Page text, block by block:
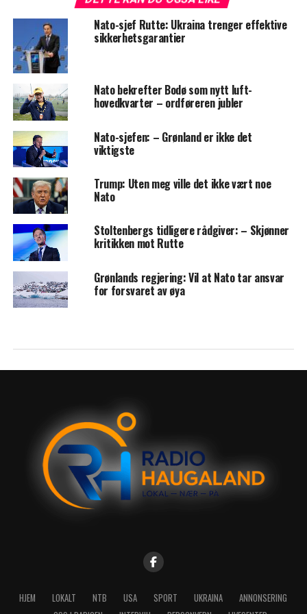
Nato-sjef Rutte: Ukraina trenger effektive
sikkerhetsgarantier
Nato bekrefter Bodø som nytt luft-
hovedkvarter – ordføreren jubler
Nato-sjefen: – Grønland er ikke det
viktigste
Trump: Uten meg ville det ikke vært noe
Nato
Stoltenbergs tidligere rådgiver: – Skjønner
kritikken mot Rutte
Grønlands regjering: Vil at Nato tar ansvar
for forsvaret av øya
HJEM LOKALT NTB USA SPORT UKRAINA
ANNONSERING